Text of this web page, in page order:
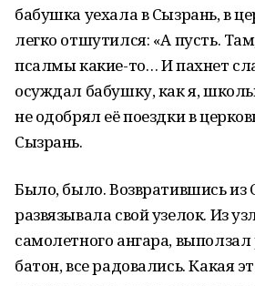
бабушка уехала в Сызрань, в
легко отшутился: «А пусть.
псалмы какие-то… И пахнет
осуждал бабушку, как я,
не одобрял её поездки в
Сызрань.
Было, было. Возвратившись из
развязывала свой узелок. Из
самолетного ангара,
батон, все радовались. Какая